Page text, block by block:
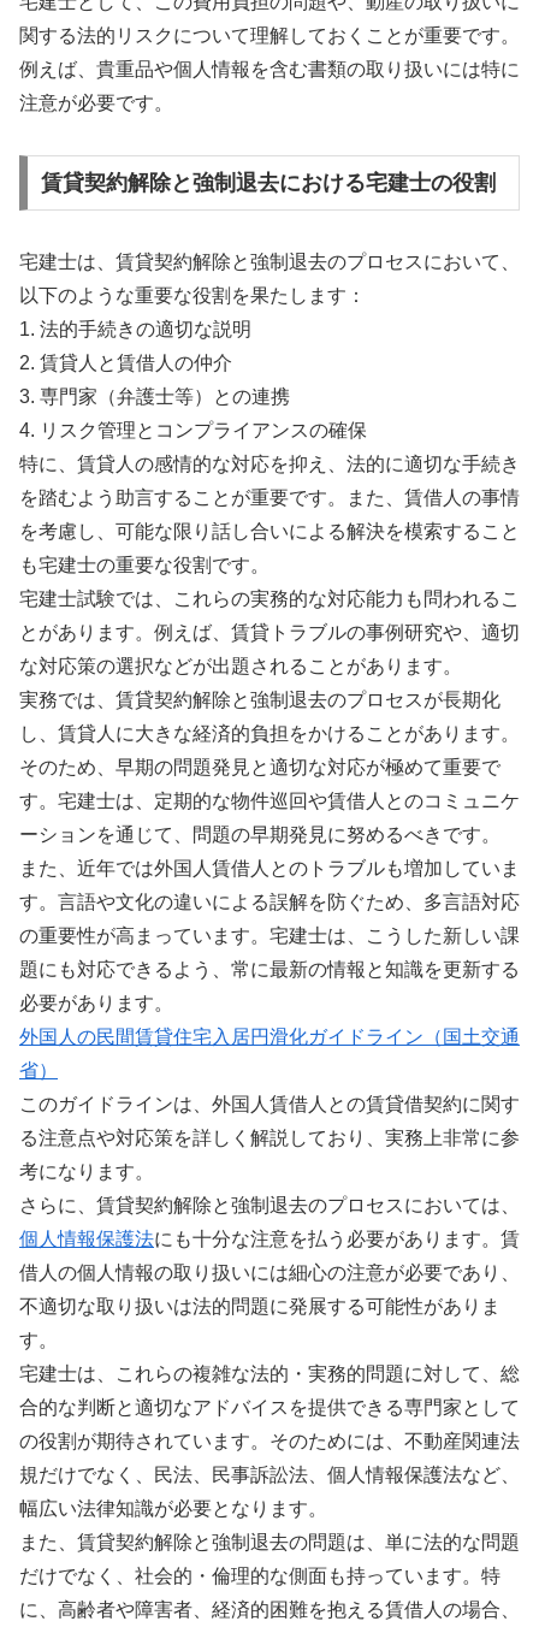
関する法的リスクについて理解しておくことが重要です。
例えば、貴重品や個人情報を含む書類の取り扱いには特に
注意が必要です。
賃貸契約解除と強制退去における宅建士の役割
宅建士は、賃貸契約解除と強制退去のプロセスにおいて、
以下のような重要な役割を果たします：
1. 法的手続きの適切な説明
2. 賃貸人と賃借人の仲介
3. 専門家（弁護士等）との連携
4. リスク管理とコンプライアンスの確保
特に、賃貸人の感情的な対応を抑え、法的に適切な手続き
を踏むよう助言することが重要です。また、賃借人の事情
を考慮し、可能な限り話し合いによる解決を模索すること
も宅建士の重要な役割です。
宅建士試験では、これらの実務的な対応能力も問われるこ
とがあります。例えば、賃貸トラブルの事例研究や、適切
な対応策の選択などが出題されることがあります。
実務では、賃貸契約解除と強制退去のプロセスが長期化
し、賃貸人に大きな経済的負担をかけることがあります。
そのため、早期の問題発見と適切な対応が極めて重要で
す。宅建士は、定期的な物件巡回や賃借人とのコミュニケ
ーションを通じて、問題の早期発見に努めるべきです。
また、近年では外国人賃借人とのトラブルも増加していま
す。言語や文化の違いによる誤解を防ぐため、多言語対応
の重要性が高まっています。宅建士は、こうした新しい課
題にも対応できるよう、常に最新の情報と知識を更新する
必要があります。
外国人の民間賃貸住宅入居円滑化ガイドライン（国土交通
省）
このガイドラインは、外国人賃借人との賃貸借契約に関す
る注意点や対応策を詳しく解説しており、実務上非常に参
考になります。
さらに、賃貸契約解除と強制退去のプロセスにおいては、
個人情報保護法にも十分な注意を払う必要があります。賃
借人の個人情報の取り扱いには細心の注意が必要であり、
不適切な取り扱いは法的問題に発展する可能性がありま
す。
宅建士は、これらの複雑な法的・実務的問題に対して、総
合的な判断と適切なアドバイスを提供できる専門家として
の役割が期待されています。そのためには、不動産関連法
規だけでなく、民法、民事訴訟法、個人情報保護法など、
幅広い法律知識が必要となります。
また、賃貸契約解除と強制退去の問題は、単に法的な問題
だけでなく、社会的・倫理的な側面も持っています。特
に、高齢者や障害者、経済的困難を抱える賃借人の場合、